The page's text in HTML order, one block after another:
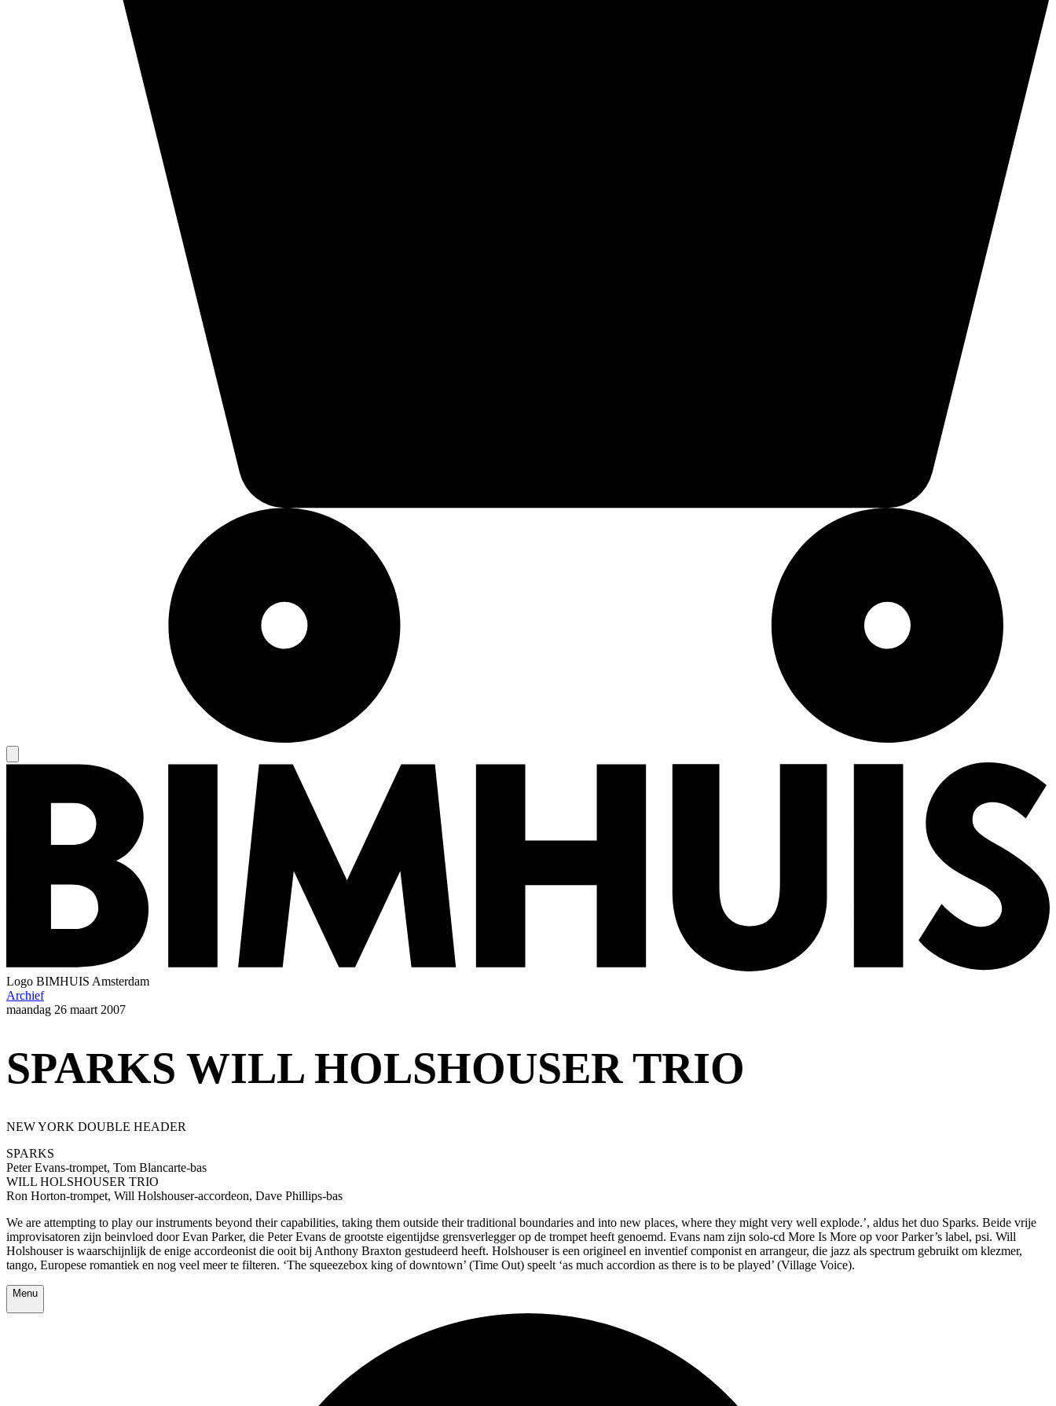
Logo BIMHUIS Amsterdam
Archief
maandag 26 maart 2007
SPARKS WILL HOLSHOUSER TRIO
NEW YORK DOUBLE HEADER
SPARKS
Peter Evans-trompet, Tom Blancarte-bas
WILL HOLSHOUSER TRIO
Ron Horton-trompet, Will Holshouser-accordeon, Dave Phillips-bas
We are attempting to play our instruments beyond their capabilities, taking them outside their traditional boundaries and into new places, where they might very well explode.’, aldus het duo Sparks. Beide vrije
improvisatoren zijn beinvloed door Evan Parker, die Peter Evans de grootste eigentijdse grensverlegger op de trompet heeft genoemd. Evans nam zijn solo-cd More Is More op voor Parker’s label, psi. Will
Holshouser is waarschijnlijk de enige accordeonist die ooit bij Anthony Braxton gestudeerd heeft. Holshouser is een origineel en inventief componist en arrangeur, die jazz als spectrum gebruikt om klezmer,
tango, Europese romantiek en nog veel meer te filteren. ‘The squeezebox king of downtown’ (Time Out) speelt ‘as much accordion as there is to be played’ (Village Voice).
Menu